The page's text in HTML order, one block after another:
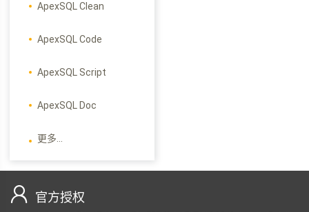
ApexSQL Clean
ApexSQL Code
ApexSQL Script
ApexSQL Doc
更多...
官方授权